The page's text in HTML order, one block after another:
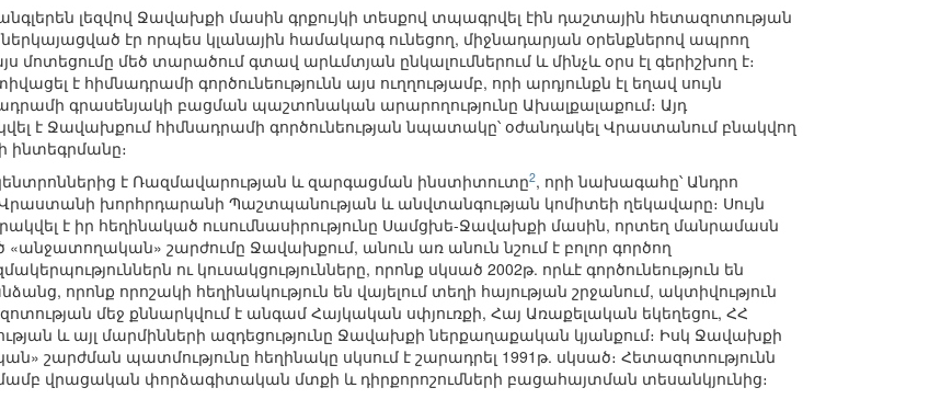
լեզվով Ջավախքի մասին գրքույկի տեսքով տպագրվել էին դաշտային հետազոտության
ներկայացված էր որպես կլանային համակարգ ունեցող, միջնադարյան օրենքներով ապրող
մեծ տարածում գտավ արևմտյան ընկալումներում և մինչև օրս էլ գերիշխող է։
է հիմնադրամի գործունեությունն այս ուղղությամբ, որի արդյունքն էլ եղավ սույն
գրասենյակի բացման պաշտոնական արարողությունը Ախալքալաքում։ Այդ
է Ջավախքում հիմնադրամի գործունեության նպատակը՝ օժանդակել Վրաստանում բնակվող
ինտեգրմանը։
կենտրոններից է Ռազմավարության և զարգացման ինստիտուտը2, որի նախագահը՝ Անդրո
Վրաստանի խորհրդարանի Պաշտպանության և անվտանգության կոմիտեի ղեկավարը։ Սույն
է իր հեղինակած ուսումնասիրությունը Սամցխե-Ջավախքի մասին, որտեղ մանրամասն
«անջատողական» շարժումը Ջավախքում, անուն առ անուն նշում է բոլոր գործող
ու կուսակցությունները, որոնք սկսած 2002թ. որևէ գործունեություն են
որոնք որոշակի հեղինակություն են վայելում տեղի հայության շրջանում, ակտիվություն
մեջ քննարկվում է անգամ Հայկական սփյուռքի, Հայ Առաքելական եկեղեցու, ՀՀ
և այլ մարմինների ազդեցությունը Ջավախքի ներքաղաքական կյանքում։ Իսկ Ջավախքի
շարժման պատմությունը հեղինակը սկսում է շարադրել 1991թ. սկսած։ Հետազոտությունն
վրացական փորձագիտական մտքի և դիրքորոշումների բացահայտման տեսանկյունից։